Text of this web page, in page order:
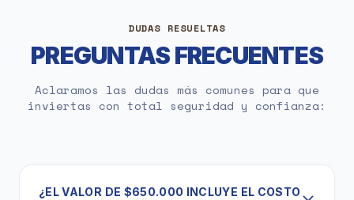
DUDAS RESUELTAS
PREGUNTAS FRECUENTES
Aclaramos las dudas más comunes para que
inviertas con total seguridad y confianza:
¿EL VALOR DE $650.000 INCLUYE EL COSTO